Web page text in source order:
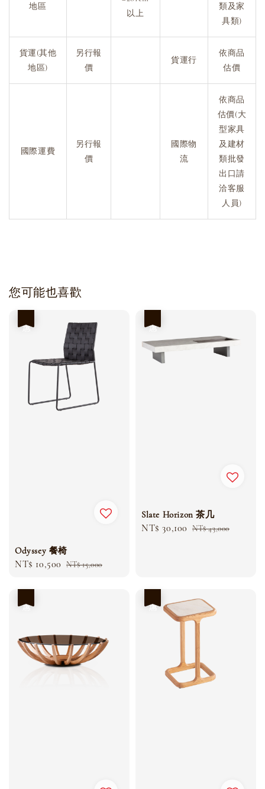
地區
以上
類及家
具類)
貨運(其他
地區)
另行報
價
貨運行
依商品
估價
國際運費
另行報
價
國際物
流
依商品
估價(大
型家具
及建材
類批發
出口請
洽客服
人員)
您可能也喜歡
Odyssey 餐椅
Sale
NT$ 10,500 Regular
NT$ 15,000
Slate Horizon 茶几
Sale
NT$ 30,100 Regular
NT$ 43,000